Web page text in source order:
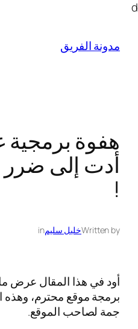
dتخطى
مدونة الفريق
هفوة برمجية
أدت إلى ضرر
!
Written byخليل سليمin
أود في هذا المقال عرض
برمجة موقع محترم،
جمة لصاحب الموقع.